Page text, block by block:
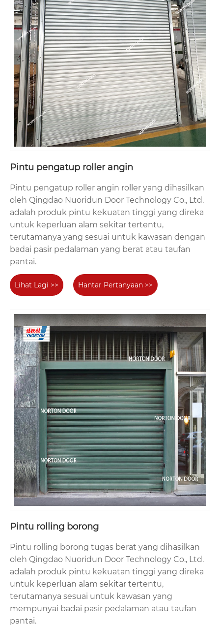
Pintu pengatup roller angin
Pintu pengatup roller angin roller yang dihasilkan
oleh Qingdao Nuoridun Door Technology Co., Ltd.
adalah produk pintu kekuatan tinggi yang direka
untuk keperluan alam sekitar tertentu,
terutamanya yang sesuai untuk kawasan dengan
badai pasir pedalaman yang berat atau taufan
pantai.
Lihat Lagi >> Hantar Pertanyaan >>
Pintu rolling borong
Pintu rolling borong tugas berat yang dihasilkan
oleh Qingdao Nuoridun Door Technology Co., Ltd.
adalah produk pintu kekuatan tinggi yang direka
untuk keperluan alam sekitar tertentu,
terutamanya sesuai untuk kawasan yang
mempunyai badai pasir pedalaman atau taufan
pantai.